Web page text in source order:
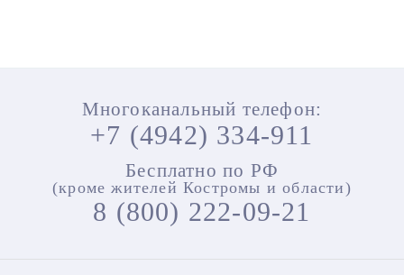
Многоканальный телефон:
+7 (4942) 334-911
Бесплатно по РФ
(кроме жителей Костромы и области)
8 (800) 222-09-21